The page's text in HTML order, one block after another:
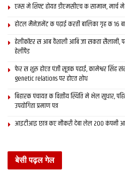
एम्स मे शिफ्ट होयत डीएमसीएच क सामान, मार्च मे
होटल मैनेजमेंट क पढ़ाई करती बालिका गृह क 16
हेलीकॉप्टर स आब वैशाली आबि जा सकता सैलानी,
हेलीपैड
फेर स शुरू होएत पंजी सूत्रक पढाई, कामेश्वर सिंह
genetic relations पर होएत शोध
बिहारक पंचायत क वित्‍तीय स्थिति मे भेल सुधार,
उपयोगिता प्रमाण पत्र
आइटीआइ छात्र कए नौकरी देबा लेल 200 कंपनी
बेसी पढ़ल गेल